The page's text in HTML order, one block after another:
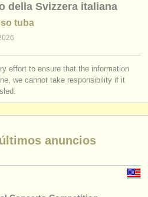
clásica
della Svizzera italiana
tuba
effort to ensure that the information
we cannot take responsibility if it
últimos anuncios